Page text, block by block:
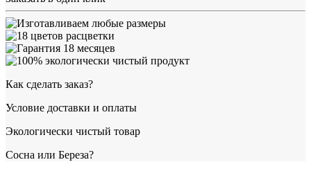
Как сделать заказ?
Условие доставки и оплаты
Экологически чистый товар
Сосна или Береза?